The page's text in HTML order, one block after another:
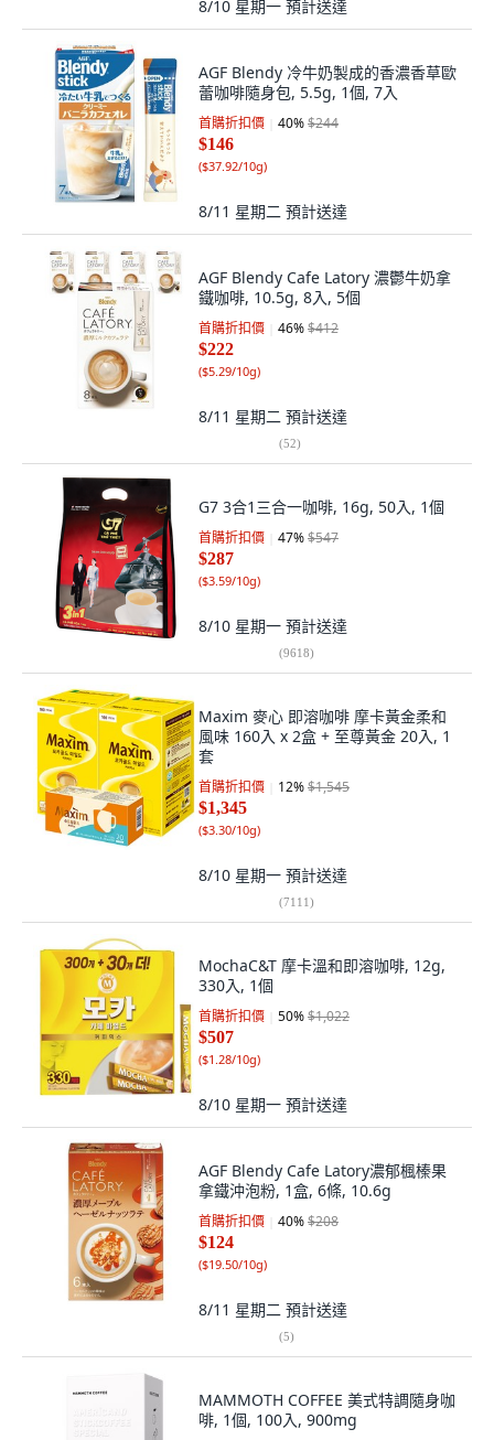
8/10 星期一 預計送達
AGF Blendy 冷牛奶製成的香濃香草歐
蕾咖啡隨身包, 5.5g, 1個, 7入
首購折扣價 40%$244
$146
($37.92/10g)
8/11 星期二 預計送達
AGF Blendy Cafe Latory 濃鬱牛奶拿
鐵咖啡, 10.5g, 8入, 5個
首購折扣價 46%$412
$222
($5.29/10g)
8/11 星期二 預計送達
(52)
G7 3合1三合一咖啡, 16g, 50入, 1個
首購折扣價 47%$547
$287
($3.59/10g)
8/10 星期一 預計送達
(9618)
Maxim 麥心 即溶咖啡 摩卡黃金柔和
風味 160入 x 2盒 + 至尊黃金 20入, 1
套
首購折扣價 12%$1,545
$1,345
($3.30/10g)
8/10 星期一 預計送達
(7111)
MochaC&T 摩卡溫和即溶咖啡, 12g,
330入, 1個
首購折扣價 50%$1,022
$507
($1.28/10g)
8/10 星期一 預計送達
AGF Blendy Cafe Latory濃郁楓榛果
拿鐵沖泡粉, 1盒, 6條, 10.6g
首購折扣價 40%$208
$124
($19.50/10g)
8/11 星期二 預計送達
(5)
MAMMOTH COFFEE 美式特調隨身咖
啡, 1個, 100入, 900mg